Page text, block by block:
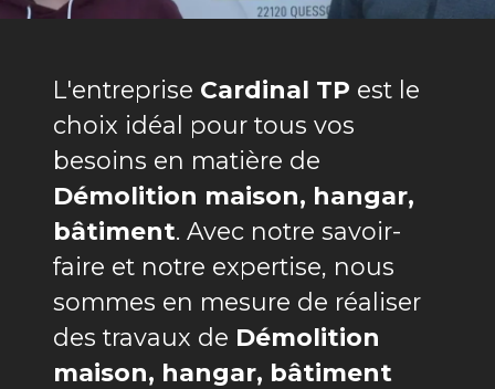
L'entreprise Cardinal TP est le
choix idéal pour tous vos
besoins en matière de
Démolition maison, hangar,
bâtiment. Avec notre savoir-
faire et notre expertise, nous
sommes en mesure de réaliser
des travaux de Démolition
maison, hangar, bâtiment